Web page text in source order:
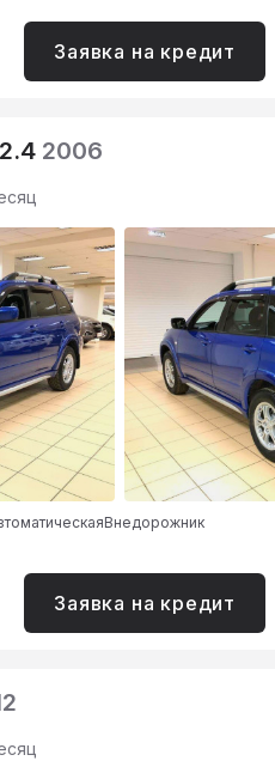
Заявка на кредит
2006
Внедорожник
Заявка на кредит